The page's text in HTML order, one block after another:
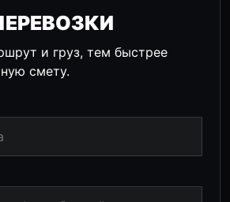
и груз, тем быстрее
смету.